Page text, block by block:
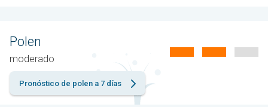
Polen
moderado
Pronóstico de polen a 7 días